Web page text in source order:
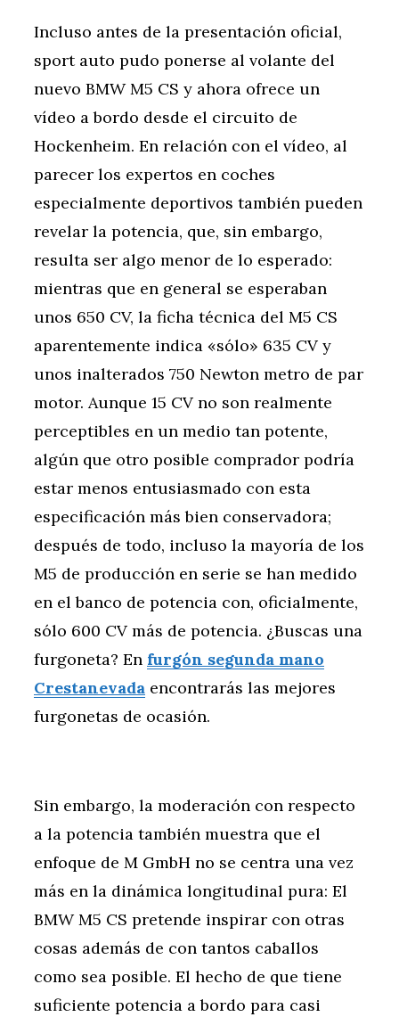
Incluso antes de la presentación oficial,
sport auto pudo ponerse al volante del
nuevo BMW M5 CS y ahora ofrece un
vídeo a bordo desde el circuito de
Hockenheim. En relación con el vídeo, al
parecer los expertos en coches
especialmente deportivos también pueden
revelar la potencia, que, sin embargo,
resulta ser algo menor de lo esperado:
mientras que en general se esperaban
unos 650 CV, la ficha técnica del M5 CS
aparentemente indica «sólo» 635 CV y
unos inalterados 750 Newton metro de par
motor. Aunque 15 CV no son realmente
perceptibles en un medio tan potente,
algún que otro posible comprador podría
estar menos entusiasmado con esta
especificación más bien conservadora;
después de todo, incluso la mayoría de los
M5 de producción en serie se han medido
en el banco de potencia con, oficialmente,
sólo 600 CV más de potencia. ¿Buscas una
furgoneta? En furgón segunda mano
Crestanevada encontrarás las mejores
furgonetas de ocasión.
Sin embargo, la moderación con respecto
a la potencia también muestra que el
enfoque de M GmbH no se centra una vez
más en la dinámica longitudinal pura: El
BMW M5 CS pretende inspirar con otras
cosas además de con tantos caballos
como sea posible. El hecho de que tiene
suficiente potencia a bordo para casi